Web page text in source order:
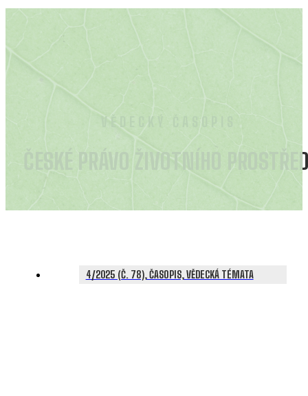
VĚDECKÝ ČASOPIS
ČESKÉ PRÁVO ŽIVOTNÍHO
4/2025 (Č. 78), ČASOPIS, VĚDECKÁ TÉMATA